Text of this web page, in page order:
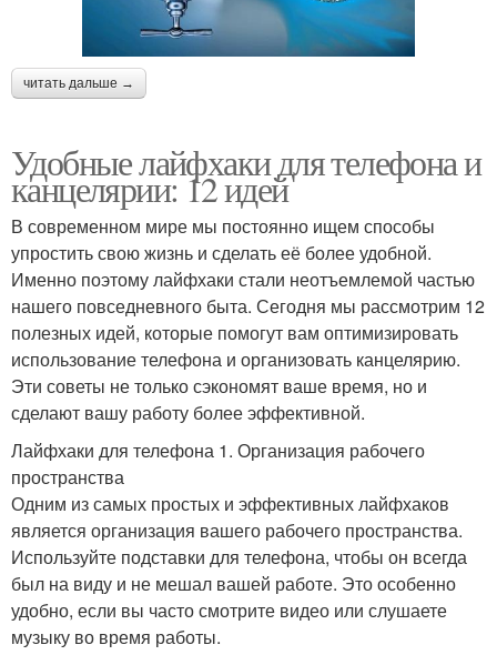
читать дальше →
Удобные лайфхаки для телефона и
канцелярии: 12 идей
В современном мире мы постоянно ищем способы
упростить свою жизнь и сделать её более удобной.
Именно поэтому лайфхаки стали неотъемлемой частью
нашего повседневного быта. Сегодня мы рассмотрим 12
полезных идей, которые помогут вам оптимизировать
использование телефона и организовать канцелярию.
Эти советы не только сэкономят ваше время, но и
сделают вашу работу более эффективной.
Лайфхаки для телефона 1. Организация рабочего
пространства
Одним из самых простых и эффективных лайфхаков
является организация вашего рабочего пространства.
Используйте подставки для телефона, чтобы он всегда
был на виду и не мешал вашей работе. Это особенно
удобно, если вы часто смотрите видео или слушаете
музыку во время работы.